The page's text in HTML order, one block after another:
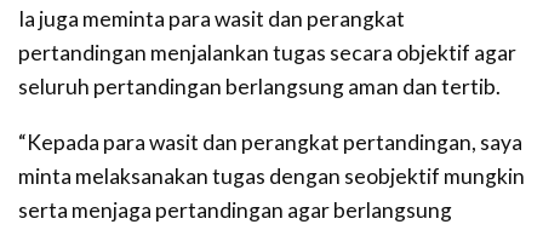
Ia juga meminta para wasit dan perangkat
pertandingan menjalankan tugas secara objektif agar
seluruh pertandingan berlangsung aman dan tertib.
“Kepada para wasit dan perangkat pertandingan, saya
minta melaksanakan tugas dengan seobjektif mungkin
serta menjaga pertandingan agar berlangsung